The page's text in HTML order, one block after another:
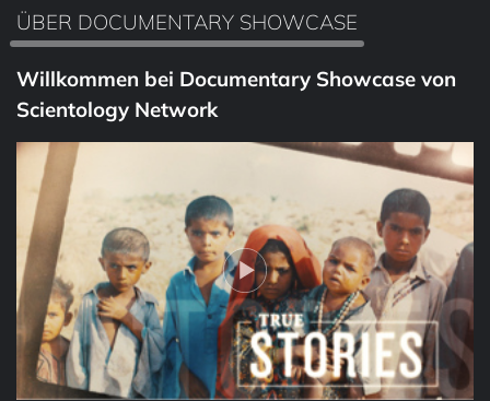
ÜBER DOCUMENTARY SHOWCASE
Willkommen bei Documentary Showcase von
Scientology Network